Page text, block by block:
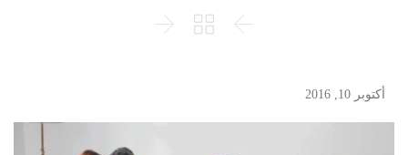



أكتوبر 10, 2016